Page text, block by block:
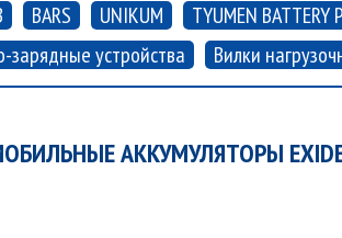
BARS UNIKUM TYUMEN BATTERY
зарядные устройства
Вилки
АККУМУЛЯТОРЫ EXIDE